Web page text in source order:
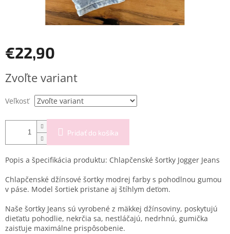
€22,90
cena:
Zvoľte variant
Veľkosť
Pridať do košíka
Popis a špecifikácia produktu: Chlapčenské šortky Jogger Jeans
Chlapčenské džínsové šortky modrej farby s pohodlnou gumou
v páse. Model šortiek pristane aj štíhlym deťom.
Naše šortky Jeans sú vyrobené z mäkkej džínsoviny, poskytujú
dieťaťu pohodlie, nekrčia sa, nestláčajú, nedrhnú, gumička
zaisťuje maximálne prispôsobenie.